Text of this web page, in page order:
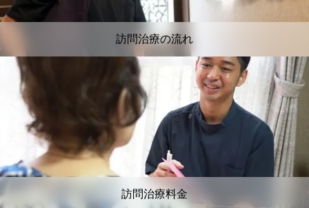
訪問治療の流れ
訪問治療料金